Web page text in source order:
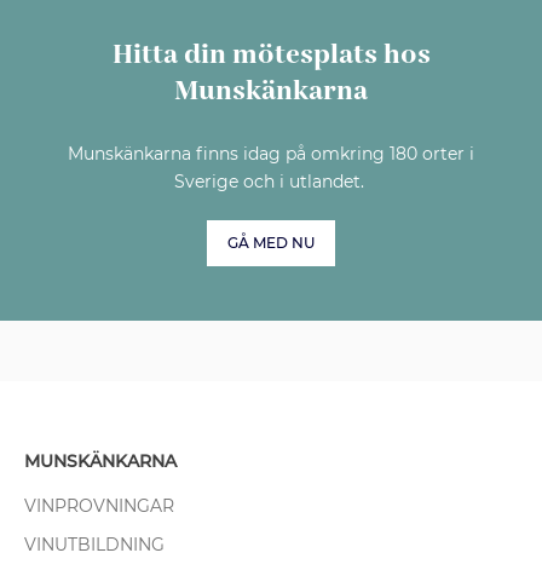
Hitta din mötesplats hos
Munskänkarna
Munskänkarna finns idag på omkring 180 orter i
Sverige och i utlandet.
GÅ MED NU
MUNSKÄNKARNA
VINPROVNINGAR
VINUTBILDNING